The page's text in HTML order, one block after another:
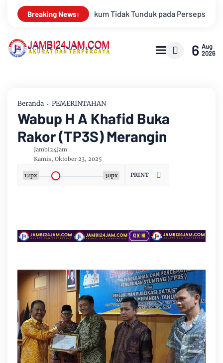
Breaking News:
Persepsi: Kritik Terhadap Monopoli Kebenaran oleh Media
6 Aug
2026
Beranda PEMERINTAHAN
Wabup H A Khafid Buka
Rakor (TP3S) Merangin
Jambi24Jam
Kamis, Oktober 23, 2025
12px 30px PRINT